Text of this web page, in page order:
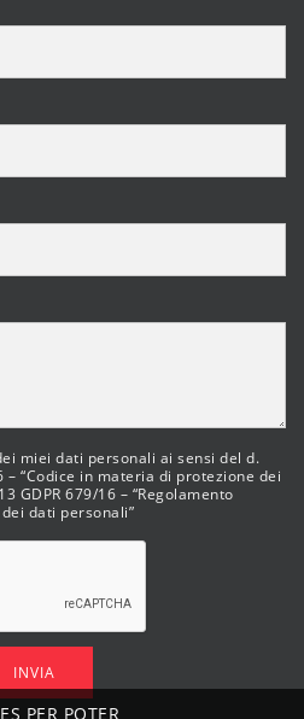
miei dati personali ai sensi del d.
– “Codice in materia di protezione dei
GDPR 679/16 – “Regolamento
dati personali”
INVIA
PER POTER